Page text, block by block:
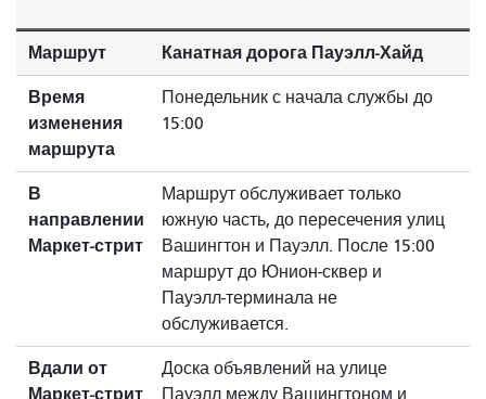
Маршрут Канатная дорога Пауэлл-Хайд
Время
изменения
маршрута
Понедельник с начала службы до
15:00
В
направлении
Маркет-стрит
Маршрут обслуживает только
южную часть, до пересечения улиц
Вашингтон и Пауэлл. После 15:00
маршрут до Юнион-сквер и
Пауэлл-терминала не
обслуживается.
Вдали от
Маркет-стрит
Доска объявлений на улице
Пауэлл между Вашингтоном и